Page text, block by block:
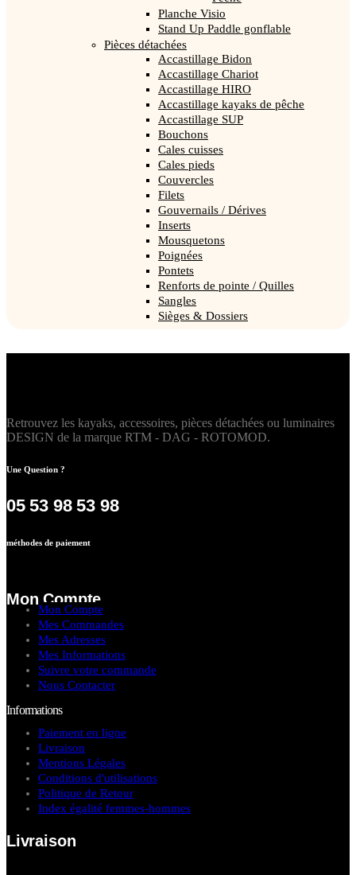
Planche Visio
Stand Up Paddle gonflable
Pièces détachées
Accastillage Bidon
Accastillage Chariot
Accastillage HIRO
Accastillage kayaks de pêche
Accastillage SUP
Bouchons
Cales cuisses
Cales pieds
Couvercles
Filets
Gouvernails / Dérives
Inserts
Mousquetons
Poignées
Pontets
Renforts de pointe / Quilles
Sangles
Sièges & Dossiers
Retrouvez les kayaks, accessoires, pièces détachées ou luminaires
DESIGN de la marque RTM - DAG - ROTOMOD.
Une Question ?
05 53 98 53 98
méthodes de paiement
Mon Compte
Mon Compte
Mes Commandes
Mes Adresses
Mes Informations
Suivre votre commande
Nous Contacter
Informations
Paiement en ligne
Livraison
Mentions Légales
Conditions d'utilisations
Politique de Retour
Index égalité femmes-hommes
Livraison